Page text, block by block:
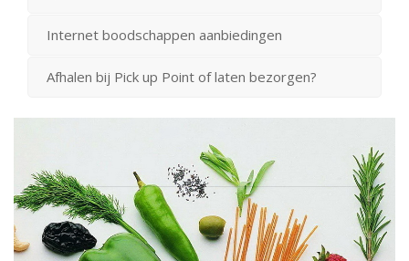
Internet boodschappen aanbiedingen
Afhalen bij Pick up Point of laten bezorgen?